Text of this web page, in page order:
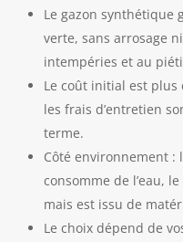
Le gazon synthétique
verte, sans arrosage
intempéries et au
Le coût initial est
les frais d’entretien
terme.
Côté environnement :
consomme de l’eau,
mais est issu de
Le choix dépend de